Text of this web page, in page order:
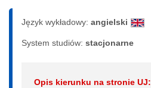
Język wykładowy: angielski
System studiów: sta­cjo­nar­ne
Opis kierunku na stronie UJ: